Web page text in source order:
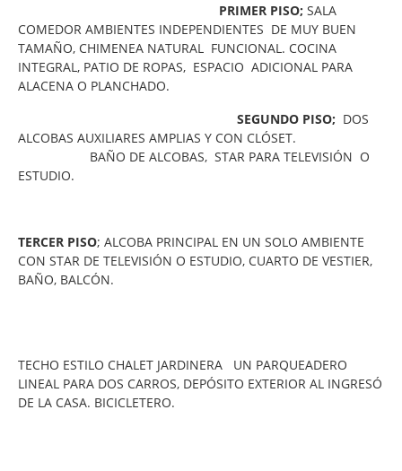
PRIMER PISO; SALA
COMEDOR AMBIENTES INDEPENDIENTES DE MUY BUEN
TAMAÑO, CHIMENEA NATURAL FUNCIONAL. COCINA
INTEGRAL, PATIO DE ROPAS, ESPACIO ADICIONAL PARA
ALACENA O PLANCHADO.
SEGUNDO PISO; DOS
ALCOBAS AUXILIARES AMPLIAS Y CON CLÓSET.
BAÑO DE ALCOBAS, STAR PARA TELEVISIÓN O
ESTUDIO.
TERCER PISO; ALCOBA PRINCIPAL EN UN SOLO AMBIENTE
CON STAR DE TELEVISIÓN O ESTUDIO, CUARTO DE VESTIER,
BAÑO, BALCÓN.
TECHO ESTILO CHALET JARDINERA UN PARQUEADERO
LINEAL PARA DOS CARROS, DEPÓSITO EXTERIOR AL INGRESÓ
DE LA CASA. BICICLETERO.